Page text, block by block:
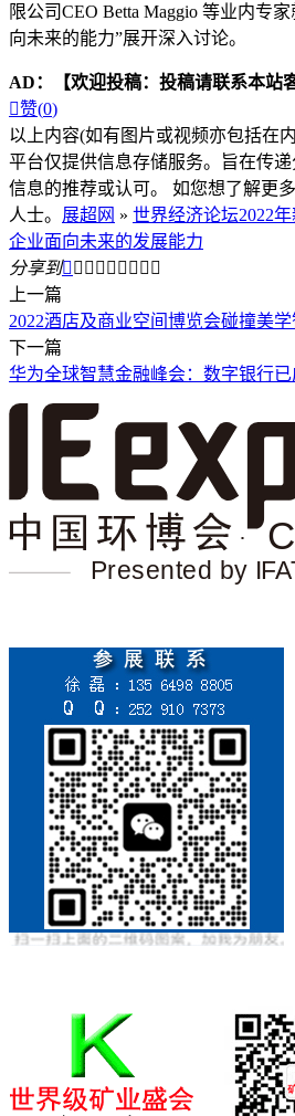
限公司CEO Betta Maggio 等业内专
向未来的能力”展开深入讨论。
AD：
【欢迎投稿：投稿请联系本站
赞(0)
以上内容(如有图片或视频亦包括在
平台仅提供信息存储服务。旨在传
信息的推荐或认可。 如您想了解更
人士。 展超网 » 世界经济论坛2022
企业面向未来的发展能力
分享到        
上一篇
2022酒店及商业空间博览会碰撞美
下一篇
华为全球智慧金融峰会：数字银行